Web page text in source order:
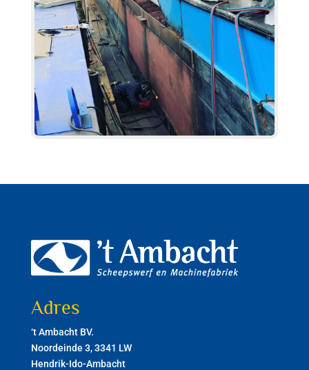
Adres
‘t Ambacht BV.
Noordeinde 3, 3341 LW
Hendrik-Ido-Ambacht